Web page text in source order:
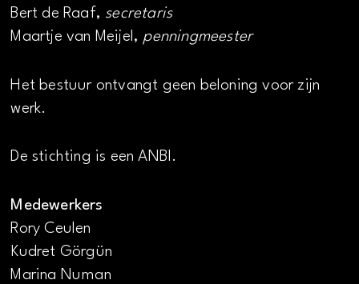
Bert de Raaf, secretaris
Maartje van Meijel, penningmeester
Het bestuur ontvangt geen beloning voor zijn
werk.
De stichting is een ANBI.
Medewerkers
Rory Ceulen
Kudret Görgün
Marina Numan